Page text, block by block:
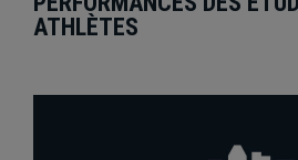
ATHLÈTES